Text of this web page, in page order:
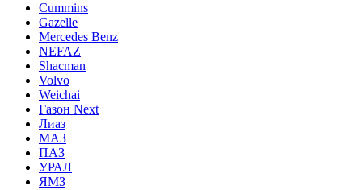
Cummins
Gazelle
Mercedes Benz
NEFAZ
Shacman
Volvo
Weichai
Газон Next
Лиаз
МАЗ
ПАЗ
УРАЛ
ЯМЗ